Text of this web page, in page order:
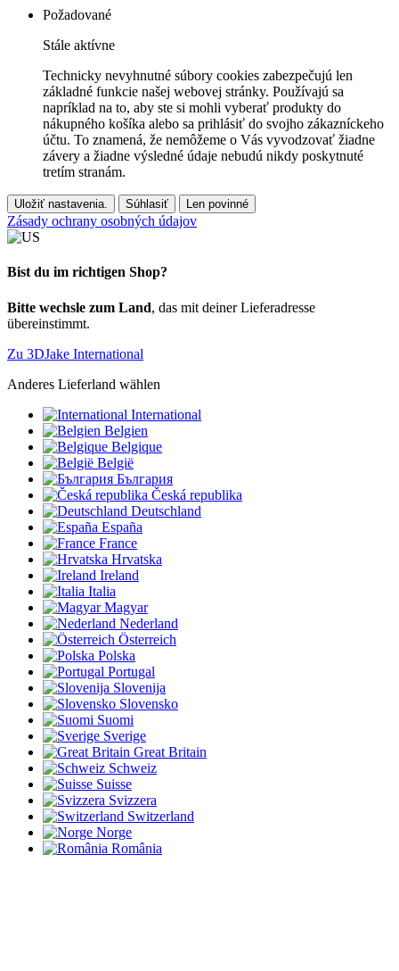
Požadované
Stále aktívne
Technicky nevyhnutné súbory cookies zabezpečujú len
základné funkcie našej webovej stránky. Používajú sa
napríklad na to, aby ste si mohli vyberať produkty do
nákupného košíka alebo sa prihlásiť do svojho zákazníckeho
účtu. To znamená, že nemôžeme o Vás vyvodzovať žiadne
závery a žiadne výsledné údaje nebudú nikdy poskytnuté
tretím stranám.
Uložiť nastavenia. Súhlasiť Len povinné
Zásady ochrany osobných údajov
Bist du im richtigen Shop?
Bitte wechsle zum Land, das mit deiner Lieferadresse
übereinstimmt.
Zu 3DJake International
Anderes Lieferland wählen
International
Belgien
Belgique
België
България
Česká republika
Deutschland
España
France
Hrvatska
Ireland
Italia
Magyar
Nederland
Österreich
Polska
Portugal
Slovenija
Slovensko
Suomi
Sverige
Great Britain
Schweiz
Suisse
Svizzera
Switzerland
Norge
România